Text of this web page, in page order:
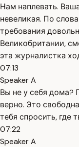
Нам наплевать.
невеликая. По
требования
Великобритании,
эта журналистка
07:13
Speaker A
Вы не у себя дома?
верно. Это
тебя спросить, где
07:22
Speaker A